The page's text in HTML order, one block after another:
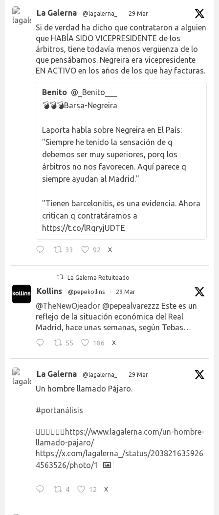
La Galerna @lagalerna_ · 29 Mar
Si de verdad ha dicho que contrataron a alguien
que HABÍA SIDO VICEPRESIDENTE de los
árbitros, tiene todavía menos vergüenza de lo
que pensábamos. Negreira era vicepresidente
EN ACTIVO en los años de los que hay facturas.
Benito @_Benito___
💣💣💣Barsa-Negreira
Laporta habla sobre Negreira en El País:
"Siempre he tenido la sensación de q
debemos ser muy superiores, porq los
árbitros no nos favorecen. Aquí parece q
siempre ayudan al Madrid."
"Tienen barcelonitis, es una evidencia. Ahora
critican q contratáramos a
https://t.co/lRqryjUDTE
33 92 X
La Galerna Retuiteado
Kollins @pepekollins · 29 Mar
@TheNewOjeador @pepealvarezzz Este es un
reflejo de la situación económica del Real
Madrid, hace unas semanas, según Tebas…
55 186 X
La Galerna @lagalerna_ · 29 Mar
Un hombre llamado Pájaro.
#portanálisis
👉🏻👉🏻👉🏻 https://www.lagalerna.com/un-hombre-
llamado-pajaro/
https://x.com/lagalerna_/status/203821635926
4563526/photo/1
4 12 X